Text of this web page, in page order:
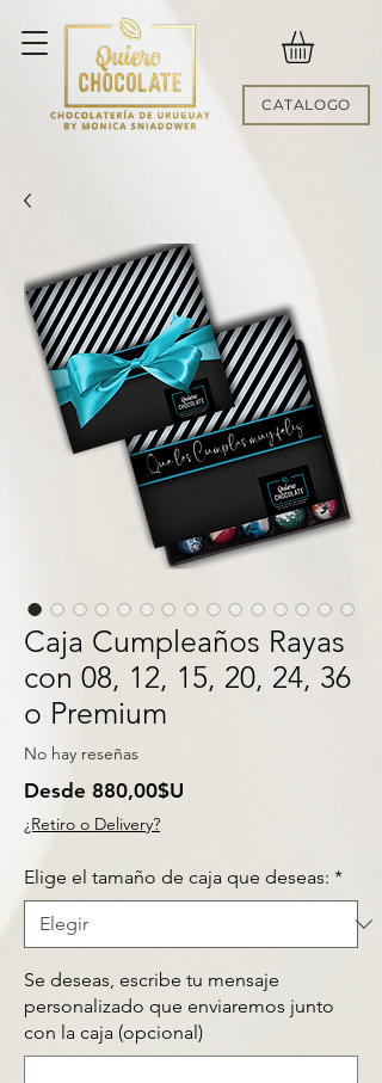
CATALOGO
Caja Cumpleaños Rayas
con 08, 12, 15, 20, 24, 36
o Premium
No hay reseñas
Desde 880,00$U
¿Retiro o Delivery?
Elige el tamaño de caja que deseas: *
Se deseas, escribe tu mensaje
personalizado que enviaremos junto
con la caja (opcional)